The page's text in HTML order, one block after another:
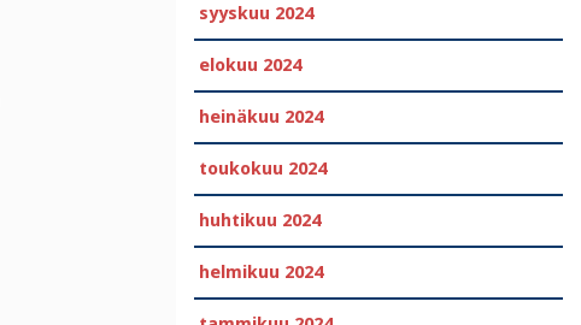
syyskuu 2024
elokuu 2024
heinäkuu 2024
toukokuu 2024
huhtikuu 2024
helmikuu 2024